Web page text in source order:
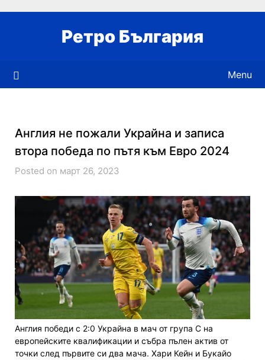
Ретро България
Menu
Англия не пожали Украйна и записа
втора победа по пътя към Евро 2024
Posted on март 26, 2023
Англия победи с 2:0 Украйна в мач от група C на
европейските квалификации и събра пълен актив от
точки след първите си два мача. Хари Кейн и Букайо